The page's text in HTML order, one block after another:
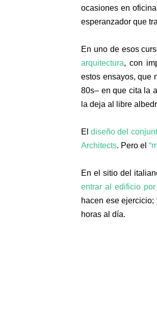
ocasiones en
esperanzador que
En uno de esos
arquitectura, con
estos ensayos, que
80s– en que cita la
la deja al libre
Eldiseño del
Architects. Pero el
En el sitio del
entrar al edificio
hacen ese
horas al día.